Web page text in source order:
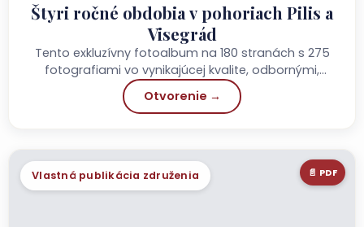
Štyri ročné obdobia v pohoriach Pilis a
Visegrád
Tento exkluzívny fotoalbum na 180 stranách s 275
fotografiami vo vynikajúcej kvalite, odbornými,
zrozumiteľnými popiskami k fotografiám a
sprievodným textom predstavuje...
Otvorenie →
📄 PDF
Vlastná publikácia združenia